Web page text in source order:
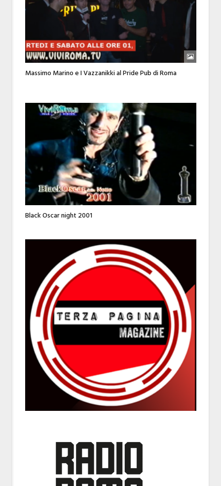
Massimo Marino e I Vazzanikki al Pride Pub di Roma
Black Oscar night 2001